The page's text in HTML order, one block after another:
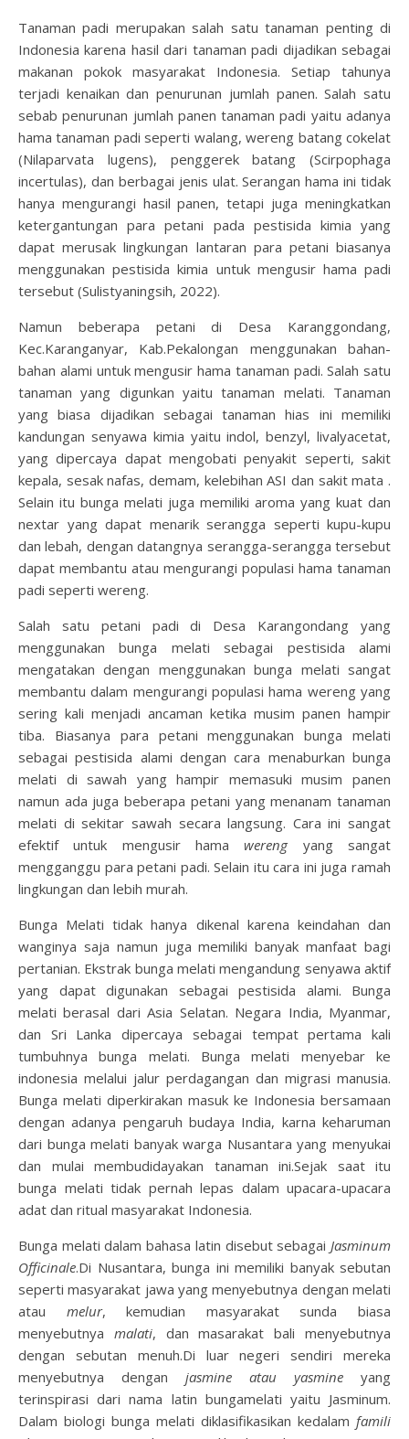
Tanaman padi merupakan salah satu tanaman penting di
Indonesia karena hasil dari tanaman padi dijadikan sebagai
makanan pokok masyarakat Indonesia. Setiap tahunya
terjadi kenaikan dan penurunan jumlah panen. Salah satu
sebab penurunan jumlah panen tanaman padi yaitu adanya
hama tanaman padi seperti walang, wereng batang cokelat
(Nilaparvata lugens), penggerek batang (Scirpophaga
incertulas), dan berbagai jenis ulat. Serangan hama ini tidak
hanya mengurangi hasil panen, tetapi juga meningkatkan
ketergantungan para petani pada pestisida kimia yang
dapat merusak lingkungan lantaran para petani biasanya
menggunakan pestisida kimia untuk mengusir hama padi
tersebut (Sulistyaningsih, 2022).
Namun beberapa petani di Desa Karanggondang,
Kec.Karanganyar, Kab.Pekalongan menggunakan bahan-
bahan alami untuk mengusir hama tanaman padi. Salah satu
tanaman yang digunkan yaitu tanaman melati. Tanaman
yang biasa dijadikan sebagai tanaman hias ini memiliki
kandungan senyawa kimia yaitu indol, benzyl, livalyacetat,
yang dipercaya dapat mengobati penyakit seperti, sakit
kepala, sesak nafas, demam, kelebihan ASI dan sakit mata .
Selain itu bunga melati juga memiliki aroma yang kuat dan
nextar yang dapat menarik serangga seperti kupu-kupu
dan lebah, dengan datangnya serangga-serangga tersebut
dapat membantu atau mengurangi populasi hama tanaman
padi seperti wereng.
Salah satu petani padi di Desa Karangondang yang
menggunakan bunga melati sebagai pestisida alami
mengatakan dengan menggunakan bunga melati sangat
membantu dalam mengurangi populasi hama wereng yang
sering kali menjadi ancaman ketika musim panen hampir
tiba. Biasanya para petani menggunakan bunga melati
sebagai pestisida alami dengan cara menaburkan bunga
melati di sawah yang hampir memasuki musim panen
namun ada juga beberapa petani yang menanam tanaman
melati di sekitar sawah secara langsung. Cara ini sangat
efektif untuk mengusir hamawereng yang sangat
mengganggu para petani padi. Selain itu cara ini juga ramah
lingkungan dan lebih murah.
Bunga Melati tidak hanya dikenal karena keindahan dan
wanginya saja namun juga memiliki banyak manfaat bagi
pertanian. Ekstrak bunga melati mengandung senyawa aktif
yang dapat digunakan sebagai pestisida alami. Bunga
melati berasal dari Asia Selatan. Negara India, Myanmar,
dan Sri Lanka dipercaya sebagai tempat pertama kali
tumbuhnya bunga melati. Bunga melati menyebar ke
indonesia melalui jalur perdagangan dan migrasi manusia.
Bunga melati diperkirakan masuk ke Indonesia bersamaan
dengan adanya pengaruh budaya India, karna keharuman
dari bunga melati banyak warga Nusantara yang menyukai
dan mulai membudidayakan tanaman ini.Sejak saat itu
bunga melati tidak pernah lepas dalam upacara-upacara
adat dan ritual masyarakat Indonesia.
Bunga melati dalam bahasa latin disebut sebagai Jasminum
Officinale.Di Nusantara, bunga ini memiliki banyak sebutan
seperti masyarakat jawa yang menyebutnya dengan melati
atau melur, kemudian masyarakat sunda biasa
menyebutnya malati, dan masarakat bali menyebutnya
dengan sebutan menuh.Di luar negeri sendiri mereka
menyebutnya dengan jasmine atau yasmine yang
terinspirasi dari nama latin bungamelati yaitu Jasminum.
Dalam biologi bunga melati diklasifikasikan kedalam famili